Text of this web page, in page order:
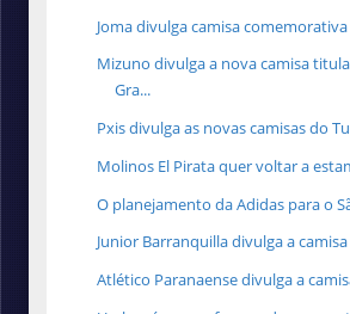
Joma divulga camisa
Mizuno divulga a nova camisa
Gra...
Pxis divulga as novas camisas do
Molinos El Pirata quer voltar a
O planejamento da Adidas para o
Junior Barranquilla divulga a
Atlético Paranaense divulga a